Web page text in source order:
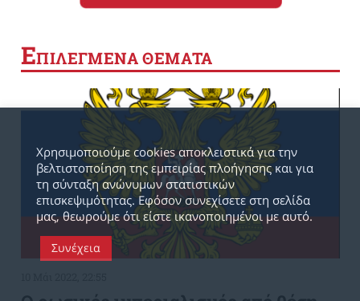
ΕΠΙΛΕΓΜΕΝΑ ΘΕΜΑΤΑ
Χρησιμοποιούμε cookies αποκλειστικά για την
βελτιστοποίηση της εμπειρίας πλοήγησης και για
τη σύνταξη ανώνυμων στατιστικών
επισκεψιμότητας. Εφόσον συνεχίσετε στη σελίδα
μας, θεωρούμε ότι είστε ικανοποιημένοι με αυτό.
Συνέχεια